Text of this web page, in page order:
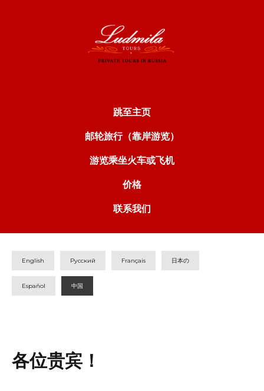
跳至主页
邮轮旅行（靠岸游览）
游览乘坐火车或飞机
价格
联系我们
English Русский Français 日本の
Español 中国
各位贵宾！